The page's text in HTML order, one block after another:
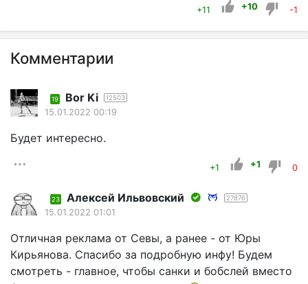
+11 +10 -1
Комментарии
19 Bor Ki 12503
15.01.2022 00:19
Будет интересно.
+1 +1 0
23 Алексей Ильвовский 27876
15.01.2022 01:01
Отличная реклама от Севы, а ранее - от Юры
Кирьянова. Спасибо за подробную инфу! Будем
смотреть - главное, чтобы санки и бобслей вместо